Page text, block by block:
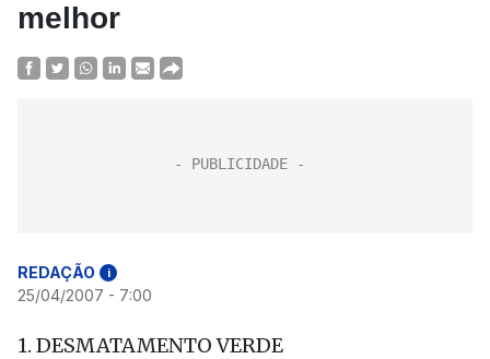
melhor
REDAÇÃO i
25/04/2007 - 7:00
1. DESMATAMENTO VERDE